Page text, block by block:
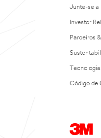
Junte-se a
Investor
Parceiros
Código de